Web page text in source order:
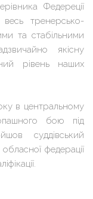
Федереції
тренерсько-
та стабільними
якісну
рівень наших
в центральному
бою під
суддівський
федерації